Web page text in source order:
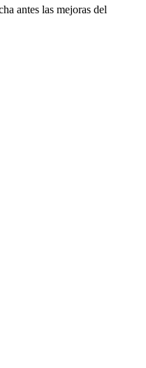
antes las mejoras del